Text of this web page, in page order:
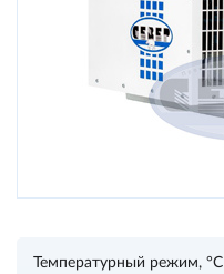
Температурный режим, °С